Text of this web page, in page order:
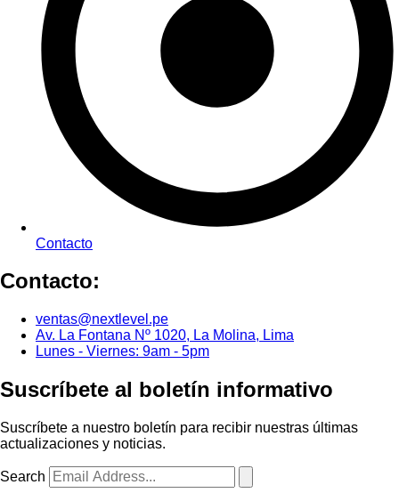
Contacto
Contacto:
ventas@nextlevel.pe
Av. La Fontana Nº 1020, La Molina, Lima
Lunes - Viernes: 9am - 5pm
Suscríbete al boletín informativo
Suscríbete a nuestro boletín para recibir nuestras últimas
actualizaciones y noticias.
Search